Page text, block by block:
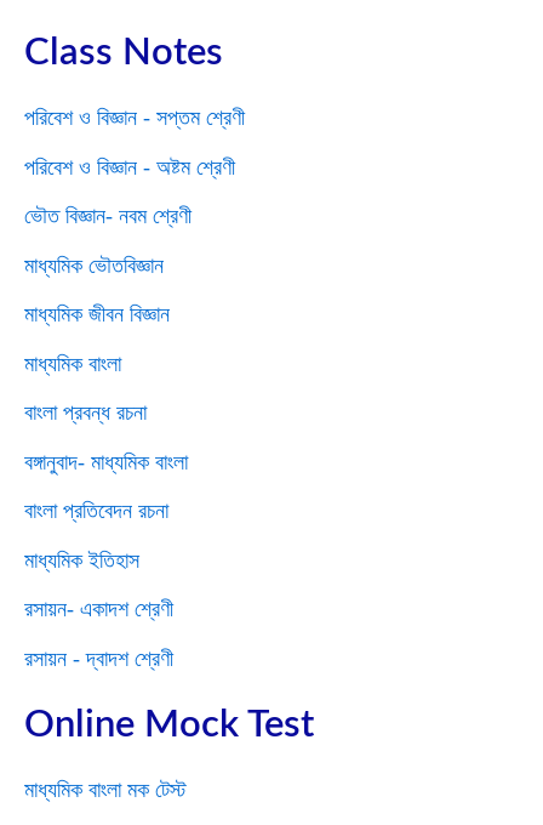
Class Notes
পরিবেশ ও বিজ্ঞান - সপ্তম শ্রেণী
পরিবেশ ও বিজ্ঞান - অষ্টম শ্রেণী
ভৌত বিজ্ঞান- নবম শ্রেণী
মাধ্যমিক ভৌতবিজ্ঞান
মাধ্যমিক জীবন বিজ্ঞান
মাধ্যমিক বাংলা
বাংলা প্রবন্ধ রচনা
বঙ্গানুবাদ- মাধ্যমিক বাংলা
বাংলা প্রতিবেদন রচনা
মাধ্যমিক ইতিহাস
রসায়ন- একাদশ শ্রেণী
রসায়ন - দ্বাদশ শ্রেণী
Online Mock Test
মাধ্যমিক বাংলা মক টেস্ট